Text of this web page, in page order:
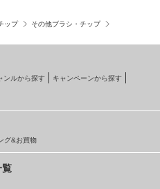
ップ
その他ブラシ・チップ
ンルから探す キャンペーンから探す
グ&お買物
覧